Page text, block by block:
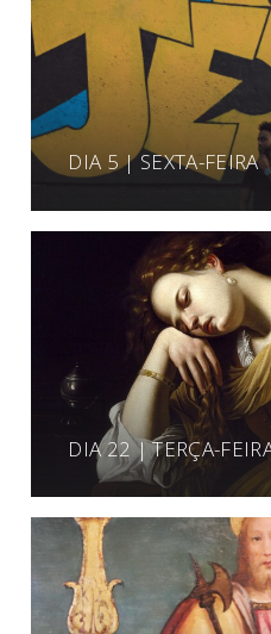
DIA 5 | SEXTA-FEIRA
DIA 22 | TERÇA-